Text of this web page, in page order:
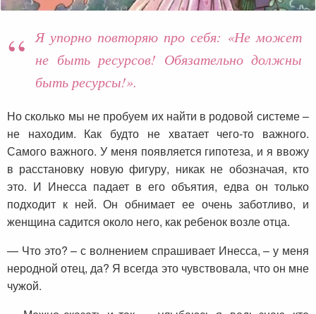
Я упорно повторяю про себя: «Не может
не быть ресурсов! Обязательно должны
быть ресурсы!».
Но сколько мы не пробуем их найти в родовой системе –
не находим. Как будто не хватает чего-то важного.
Самого важного. У меня появляется гипотеза, и я ввожу
в расстановку новую фигуру, никак не обозначая, кто
это. И Инесса падает в его объятия, едва он только
подходит к ней. Он обнимает ее очень заботливо, и
женщина садится около него, как ребенок возле отца.
— Что это? – с волнением спрашивает Инесса, – у меня
неродной отец, да? Я всегда это чувствовала, что он мне
чужой.